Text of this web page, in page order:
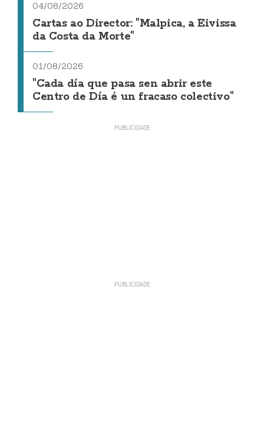
04/08/2026
Cartas ao Director: "Malpica, a Eivissa
da Costa da Morte"
01/08/2026
"Cada día que pasa sen abrir este
Centro de Día é un fracaso colectivo"